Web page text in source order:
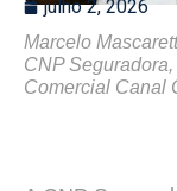
julho 2, 2026
Marcelo
CNP
Comercial Canal